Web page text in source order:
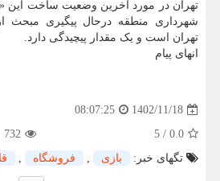
تهران در مورد آخرین وضعیت ساخت این
شهرداری منطقه درحال پیگیری مبحث
تهران است و یک مقدار پیچیدگی دارد.
انهای پیام
1402/11/18
08:07:25
0.0
/
5
732
تگهای خبر:
بازی , فروشگاه ,